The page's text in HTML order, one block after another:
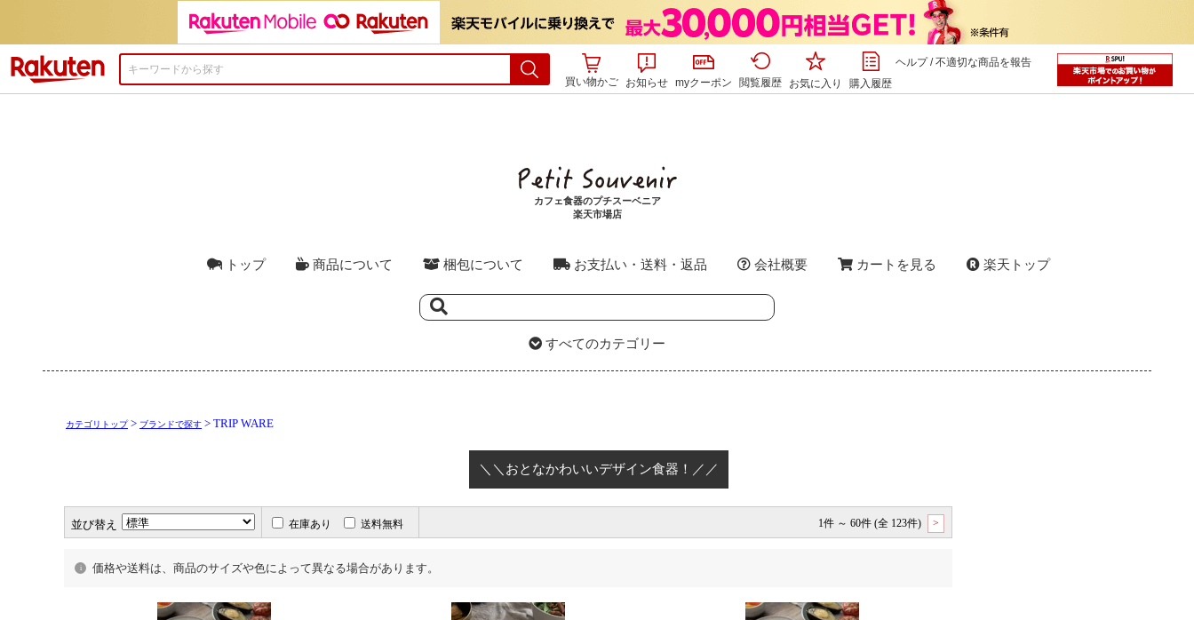
買い物かご
お知らせ myクーポン 閲覧履歴 お気に入り 購入履歴
ヘルプ/不適切な商品を報告
カフェ食器のプチスーベニア
楽天市場店
すべてのカテゴリー
トップ 商品について 梱包について お支払い・送料・返品 会社概要 カートを見る 楽天トップ
カテゴリトップ> ブランドで探す > TRIP WARE
＼おとなかわいいデザイン食器！／
並び替え 在庫あり 送料無料 1件 ～ 60件 (全 123件) >
価格や送料は、商品のサイズや色によって異なる場合があります。